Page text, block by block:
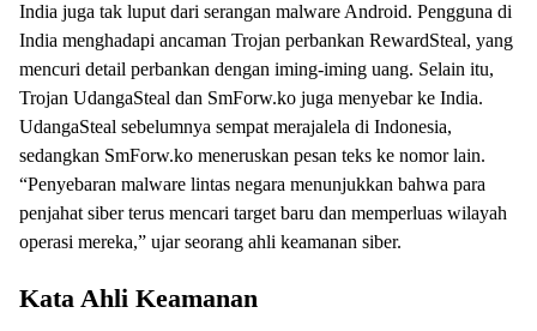
India juga tak luput dari serangan malware Android. Pengguna di
India menghadapi ancaman Trojan perbankan RewardSteal, yang
mencuri detail perbankan dengan iming-iming uang. Selain itu,
Trojan UdangaSteal dan SmForw.ko juga menyebar ke India.
UdangaSteal sebelumnya sempat merajalela di Indonesia,
sedangkan SmForw.ko meneruskan pesan teks ke nomor lain.
“Penyebaran malware lintas negara menunjukkan bahwa para
penjahat siber terus mencari target baru dan memperluas wilayah
operasi mereka,” ujar seorang ahli keamanan siber.
Kata Ahli Keamanan